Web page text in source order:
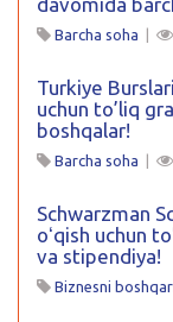
Barcha soha |
Turkiye
uchun to’liq
boshqalar!
Barcha soha |
Schwarzman
oʻqish uchun
va stipendiya!
Biznesni